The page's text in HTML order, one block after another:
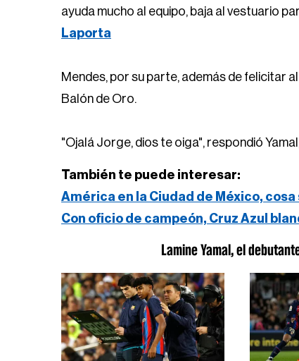
ayuda mucho al equipo, baja al vestuario
Laporta
Mendes, por su parte, además de felicitar
Balón de Oro.
"Ojalá Jorge, dios te oiga", respondió
También te puede interesar:
América en la Ciudad de México,
Con oficio de campeón, Cruz Azul
Lamine Yamal, el